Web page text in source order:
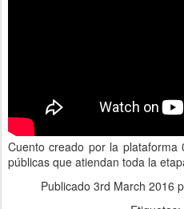
Cuento creado por la
públicas que atiendan toda la
Publicado 3rd March 2016